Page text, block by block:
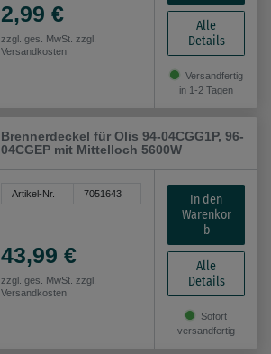
2,99 €
zzgl. ges. MwSt. zzgl.
Versandkosten
Alle
Details
Versandfertig
in 1-2 Tagen
Brennerdeckel für Olis 94-04CGG1P, 96-
04CGEP mit Mittelloch 5600W
Artikel-Nr. 7051643
43,99 €
zzgl. ges. MwSt. zzgl.
Versandkosten
In den
Warenkor
b
Alle
Details
Sofort
versandfertig